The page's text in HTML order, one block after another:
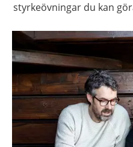
styrkeövningar du kan